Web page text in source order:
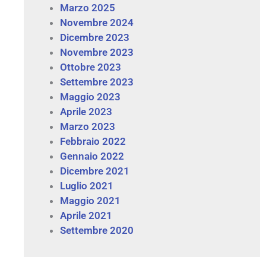
Marzo 2025
Novembre 2024
Dicembre 2023
Novembre 2023
Ottobre 2023
Settembre 2023
Maggio 2023
Aprile 2023
Marzo 2023
Febbraio 2022
Gennaio 2022
Dicembre 2021
Luglio 2021
Maggio 2021
Aprile 2021
Settembre 2020